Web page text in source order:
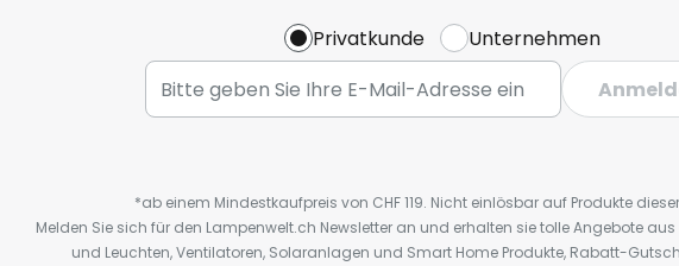
Privatkunde
Unternehmen
*ab einem Mindestkaufpreis von CHF 119. Nicht einlösbar auf Produkte dieser
Melden Sie sich für den Lampenwelt.ch Newsletter an und erhalten sie tolle Angebote
und Leuchten, Ventilatoren, Solaranlagen und Smart Home Produkte, Rabatt-